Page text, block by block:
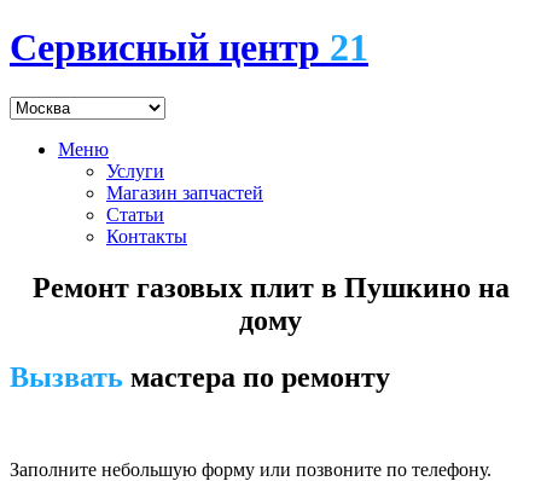
Сервисный центр 21
Меню
Услуги
Магазин запчастей
Статьи
Контакты
Ремонт газовых плит в Пушкино на
дому
Вызвать мастера по ремонту
Заполните небольшую форму или позвоните по телефону.